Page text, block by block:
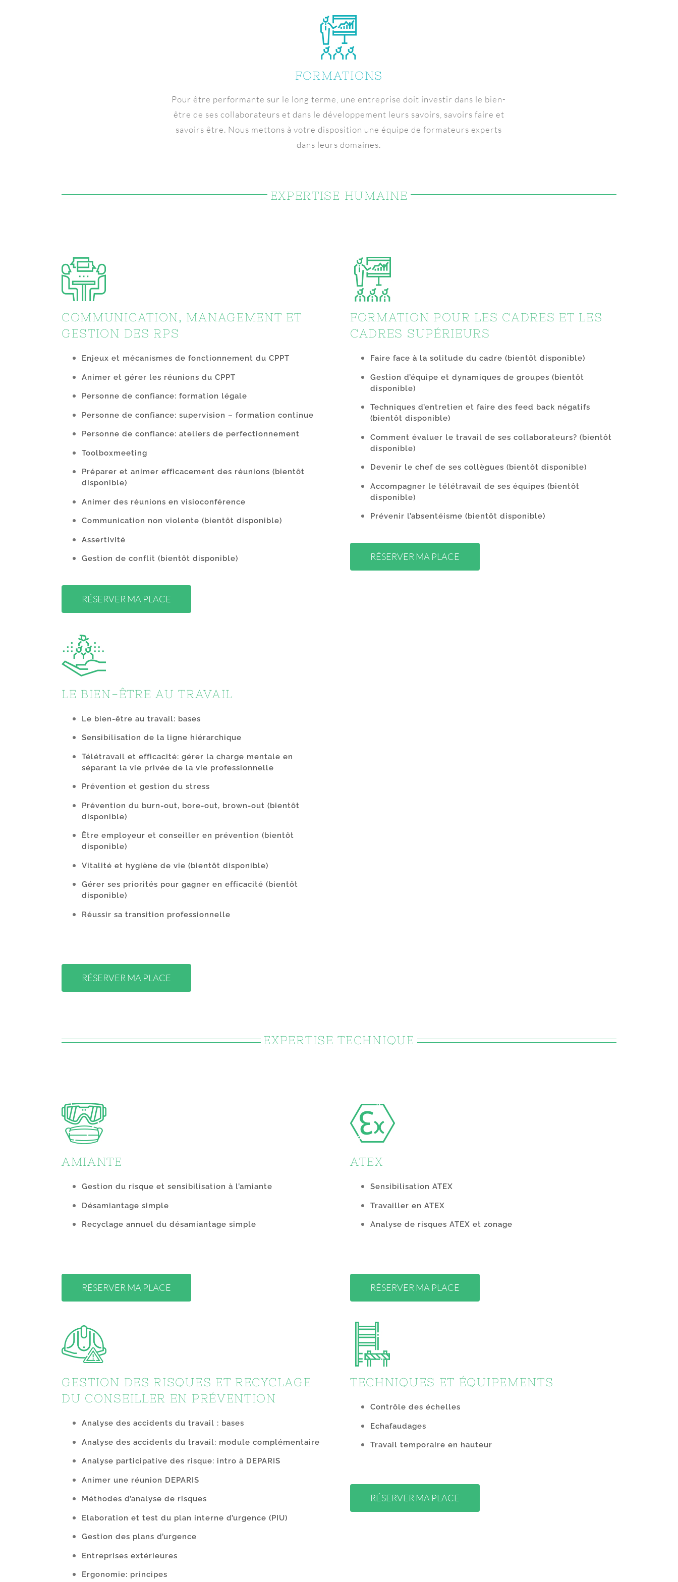
FORMATIONS
Pour être performante sur le long terme, une entreprise doit investir dans le bien-
être de ses collaborateurs et dans le développement leurs savoirs, savoirs faire et
savoirs être. Nous mettons à votre disposition une équipe de formateurs experts
dans leurs domaines.
EXPERTISE HUMAINE
COMMUNICATION, MANAGEMENT ET
GESTION DES RPS
Enjeux et mécanismes de fonctionnement du CPPT
Animer et gérer les réunions du CPPT
Personne de confiance: formation légale
Personne de confiance: supervision – formation continue
Personne de confiance: ateliers de perfectionnement
Toolboxmeeting
Préparer et animer efficacement des réunions (bientôt
disponible)
Animer des réunions en visioconférence
Communication non violente (bientôt disponible)
Assertivité
Gestion de conflit (bientôt disponible)
RÉSERVER MA PLACE
FORMATION POUR LES CADRES ET LES
CADRES SUPÉRIEURS
Faire face à la solitude du cadre (bientôt disponible)
Gestion d’équipe et dynamiques de groupes (bientôt
disponible)
Techniques d’entretien et faire des feed back négatifs
(bientôt disponible)
Comment évaluer le travail de ses collaborateurs? (bientôt
disponible)
Devenir le chef de ses collègues (bientôt disponible)
Accompagner le télétravail de ses équipes (bientôt
disponible)
Prévenir l’absentéisme (bientôt disponible)
RÉSERVER MA PLACE
LE BIEN-ÊTRE AU TRAVAIL
Le bien-être au travail: bases
Sensibilisation de la ligne hiérarchique
Télétravail et efficacité: gérer la charge mentale en
séparant la vie privée de la vie professionnelle
Prévention et gestion du stress
Prévention du burn-out, bore-out, brown-out (bientôt
disponible)
Être employeur et conseiller en prévention (bientôt
disponible)
Vitalité et hygiène de vie (bientôt disponible)
Gérer ses priorités pour gagner en efficacité (bientôt
disponible)
Réussir sa transition professionnelle
RÉSERVER MA PLACE
EXPERTISE TECHNIQUE
AMIANTE
Gestion du risque et sensibilisation à l’amiante
Désamiantage simple
Recyclage annuel du désamiantage simple
RÉSERVER MA PLACE
ATEX
Sensibilisation ATEX
Travailler en ATEX
Analyse de risques ATEX et zonage
RÉSERVER MA PLACE
GESTION DES RISQUES ET RECYCLAGE
DU CONSEILLER EN PRÉVENTION
Analyse des accidents du travail : bases
Analyse des accidents du travail: module complémentaire
Analyse participative des risque: intro à DEPARIS
Animer une réunion DEPARIS
Méthodes d’analyse de risques
Elaboration et test du plan interne d’urgence (PIU)
Gestion des plans d’urgence
Entreprises extérieures
Ergonomie: principes
TECHNIQUES ET ÉQUIPEMENTS
Contrôle des échelles
Echafaudages
Travail temporaire en hauteur
RÉSERVER MA PLACE